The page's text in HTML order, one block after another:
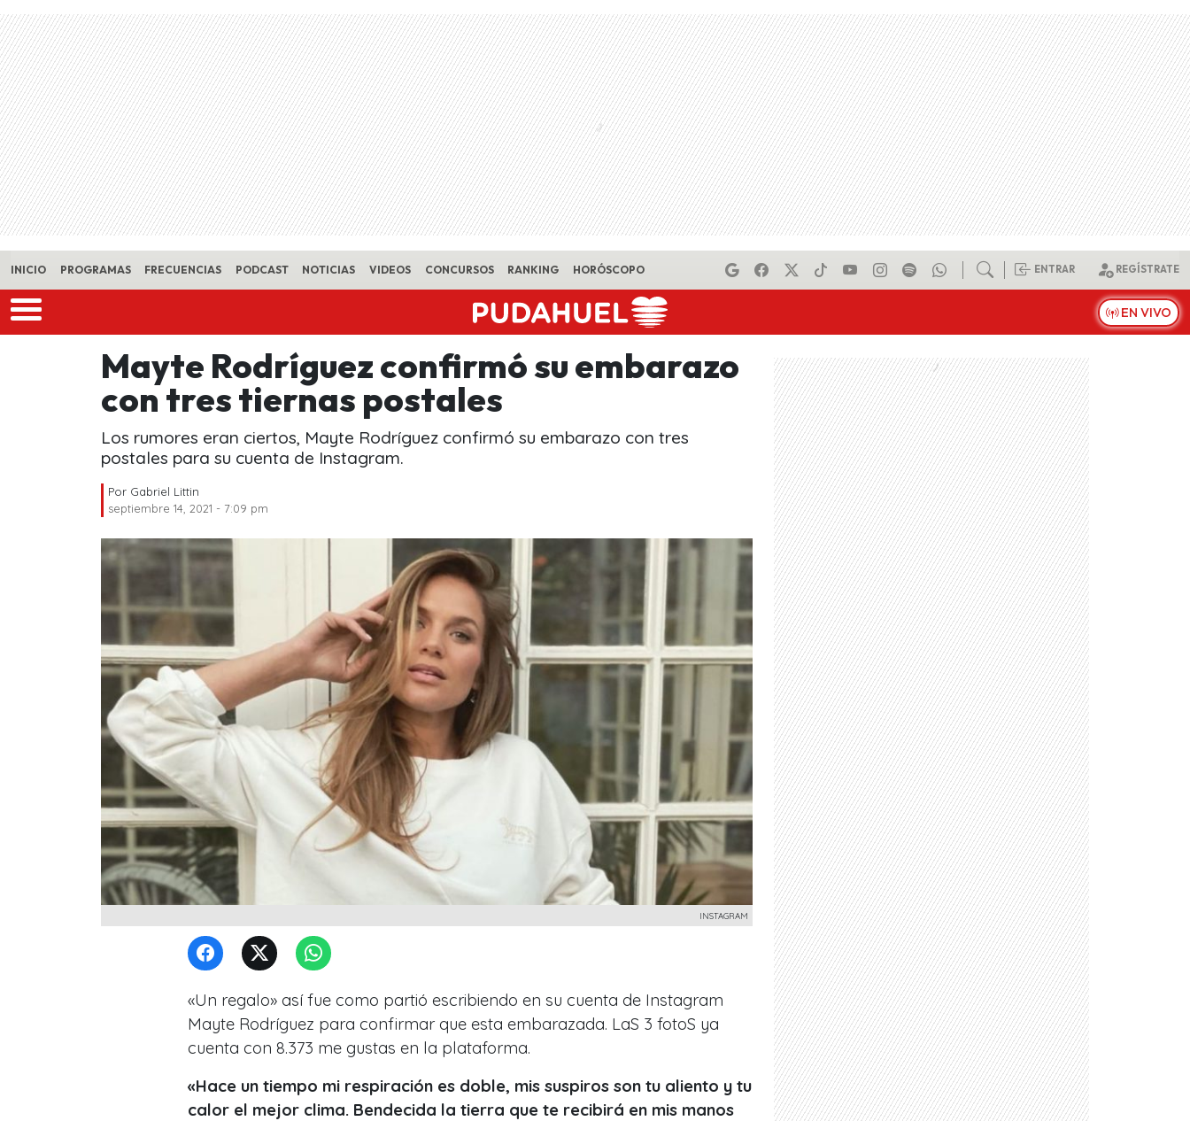
Skip to main content
INICIO PROGRAMAS FRECUENCIAS PODCAST NOTICIAS VIDEOS CONCURSOS RANKING HORÓSCOPO ENTRAR REGÍSTRATE
EN VIVO
Mayte Rodríguez confirmó su embarazo
con tres tiernas postales
Los rumores eran ciertos, Mayte Rodríguez confirmó su embarazo con tres
postales para su cuenta de Instagram.
Por Gabriel Littin
septiembre 14, 2021 - 7:09 pm
INSTAGRAM
«Un regalo» así fue como partió escribiendo en su cuenta de Instagram
Mayte Rodríguez para confirmar que esta embarazada. LaS 3 fotoS ya
cuenta con 8.373 me gustas en la plataforma.
«Hace un tiempo mi respiración es doble, mis suspiros son tu aliento y tu
calor el mejor clima. Bendecida la tierra que te recibirá en mis manos